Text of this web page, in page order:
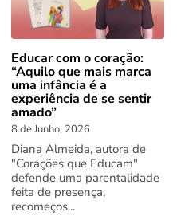
Educar com o coração:
“Aquilo que mais marca
uma infância é a
experiência de se sentir
amado”
8 de Junho, 2026
Diana Almeida, autora de
"Corações que Educam"
defende uma parentalidade
feita de presença,
recomeços...